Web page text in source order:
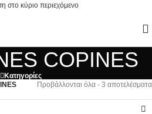
στο κύριο περιεχόμενο
COPINES
Κατηγορίες
Προβάλλονται όλα - 3 αποτελέσματα